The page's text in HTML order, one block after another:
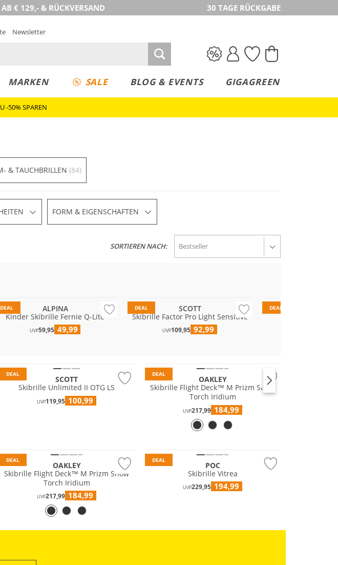
€ 129,- & RÜCKVERSAND 30 TAGE RÜCKGABE
Newsletter
MARKEN SALE BLOG & EVENTS GIGAGREEN
-50% SPAREN
& TAUCHBRILLEN (84)
FORM & EIGENSCHAFTEN
SORTIEREN NACH:
DEAL
ALPINA
Kinder Skibrille Fernie Q-Lite
UVP59,95 49,99
DEAL
SCOTT
Skibrille Factor Pro Light Sensitive
UVP109,95 92,99
DEAL
DEAL
SCOTT
Skibrille Unlimited II OTG LS
UVP119,95 100,99
DEAL
OAKLEY
Skibrille Flight Deck™ M Prizm Snow
Torch Iridium
UVP217,99 184,99
DEAL
OAKLEY
Skibrille Flight Deck™ M Prizm Snow
Torch Iridium
UVP217,99 184,99
DEAL
POC
Skibrille Vitrea
UVP229,95 194,99